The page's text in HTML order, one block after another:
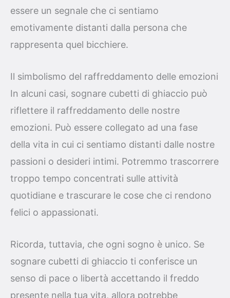
essere un segnale che ci sentiamo
emotivamente distanti dalla persona che
rappresenta quel bicchiere.
Il simbolismo del raffreddamento delle emozioni
In alcuni casi, sognare cubetti di ghiaccio può
riflettere il raffreddamento delle nostre
emozioni. Può essere collegato ad una fase
della vita in cui ci sentiamo distanti dalle nostre
passioni o desideri intimi. Potremmo trascorrere
troppo tempo concentrati sulle attività
quotidiane e trascurare le cose che ci rendono
felici o appassionati.
Ricorda, tuttavia, che ogni sogno è unico. Se
sognare cubetti di ghiaccio ti conferisce un
senso di pace o libertà accettando il freddo
presente nella tua vita, allora potrebbe